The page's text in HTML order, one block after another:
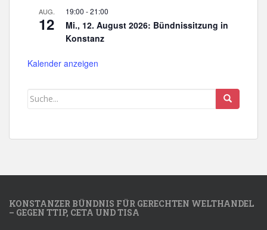
AUG.
12
19:00 -21:00
Mi., 12. August 2026: Bündnissitzung in
Konstanz
Kalender anzeigen
KONSTANZER BÜNDNIS FÜR GERECHTEN WELTHANDEL
– GEGEN TTIP, CETA UND TISA